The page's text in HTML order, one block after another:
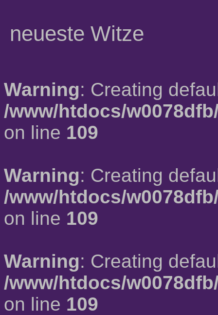
neueste Witze
Warning: Creating
/www/htdocs/
on line 109
Warning: Creating
/www/htdocs/
on line 109
Warning: Creating
/www/htdocs/
on line 109